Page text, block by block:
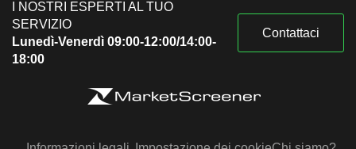
I NOSTRI ESPERTI AL TUO
SERVIZIO
Lunedì-Venerdì 09:00-12:00/14:00-
18:00
Contattaci